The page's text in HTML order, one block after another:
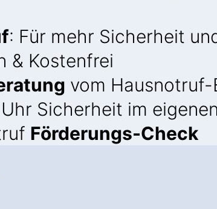
: Für mehr Sicherheit
& Kostenfrei
vom
Uhr Sicherheit im
Förderungs-Check